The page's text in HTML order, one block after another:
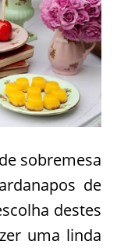
sobremesa
de
destes
uma linda